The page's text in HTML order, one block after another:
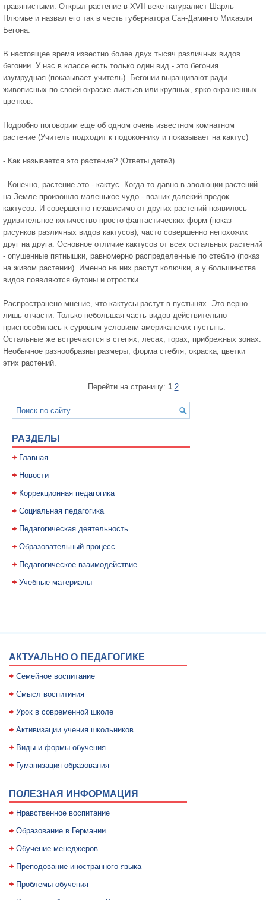
травянистыми. Открыл растение в XVII веке натуралист Шарль
Плюмье и назвал его так в честь губернатора Сан-Даминго Михаэля
Бегона.
В настоящее время известно более двух тысяч различных видов
бегонии. У нас в классе есть только один вид - это бегония
изумрудная (показывает учитель). Бегонии выращивают ради
живописных по своей окраске листьев или крупных, ярко окрашенных
цветков.
Подробно поговорим еще об одном очень известном комнатном
растение (Учитель подходит к подоконнику и показывает на кактус)
- Как называется это растение? (Ответы детей)
- Конечно, растение это - кактус. Когда-то давно в эволюции растений
на Земле произошло маленькое чудо - возник далекий предок
кактусов. И совершенно независимо от других растений появилось
удивительное количество просто фантастических форм (показ
рисунков различных видов кактусов), часто совершенно непохожих
друг на друга. Основное отличие кактусов от всех остальных растений
- опушенные пятнышки, равномерно распределенные по стеблю (показ
на живом растении). Именно на них растут колючки, а у большинства
видов появляются бутоны и отростки.
Распространено мнение, что кактусы растут в пустынях. Это верно
лишь отчасти. Только небольшая часть видов действительно
приспособилась к суровым условиям американских пустынь.
Остальные же встречаются в степях, лесах, горах, прибрежных зонах.
Необычное разнообразны размеры, форма стебля, окраска, цветки
этих растений.
Перейти на страницу: 1 2
РАЗДЕЛЫ
Главная
Новости
Коррекционная педагогика
Социальная педагогика
Педагогическая деятельность
Образовательный процесс
Педагогическое взаимодействие
Учебные материалы
АКТУАЛЬНО О ПЕДАГОГИКЕ
Семейное воспитание
Смысл воспитиния
Уpок в совpеменной школе
Активизации учения школьников
Виды и формы обучения
Гуманизация образования
ПОЛЕЗНАЯ ИНФОРМАЦИЯ
Нравственное воспитание
Образование в Германии
Обучение менеджеров
Преподование иностранного языка
Проблемы обучения